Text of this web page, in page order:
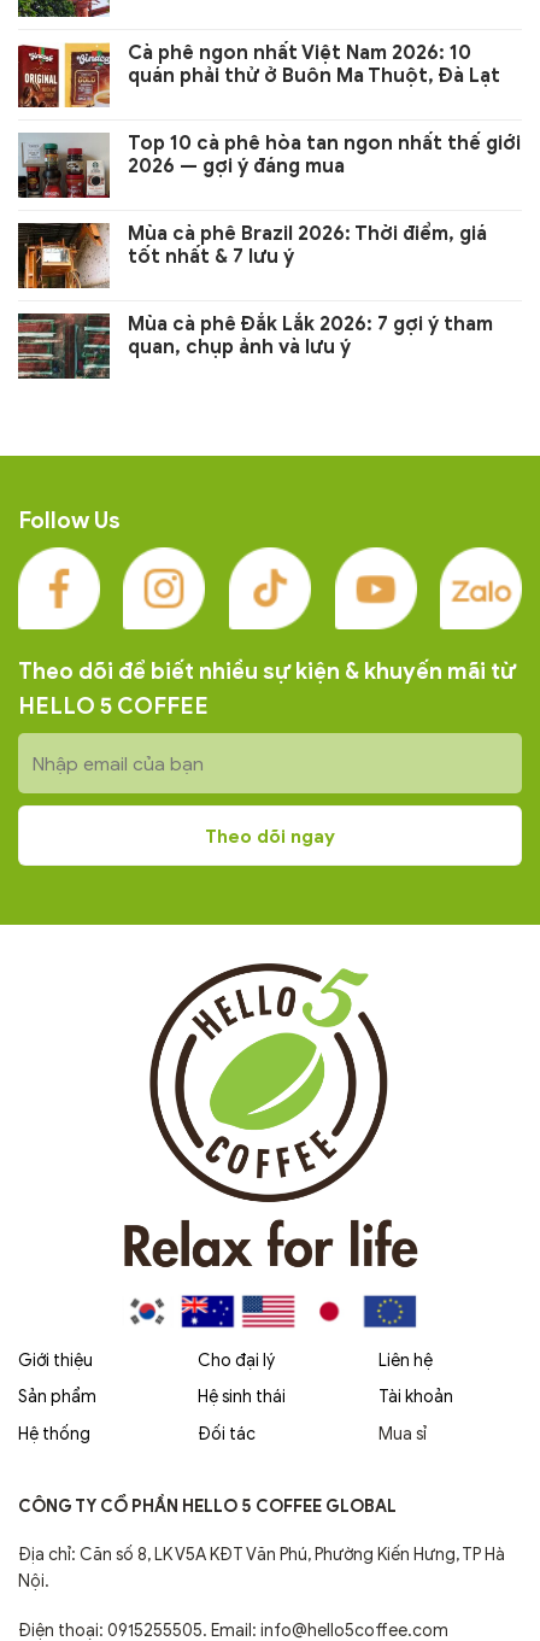
Cà phê ngon nhất Việt Nam 2026: 10
quán phải thử ở Buôn Ma Thuột, Đà Lạt
Top 10 cà phê hòa tan ngon nhất thế giới
2026 — gợi ý đáng mua
Mùa cà phê Brazil 2026: Thời điểm, giá
tốt nhất & 7 lưu ý
Mùa cà phê Đắk Lắk 2026: 7 gợi ý tham
quan, chụp ảnh và lưu ý
Follow Us
Theo dõi để biết nhiều sự kiện & khuyến mãi từ
HELLO 5 COFFEE
Giới thiệu
Sản phẩm
Hệ thống
Cho đại lý
Hệ sinh thái
Đối tác
Liên hệ
Tài khoản
Mua sỉ
CÔNG TY CỔ PHẦN HELLO 5 COFFEE GLOBAL
Địa chỉ: Căn số 8, LK V5A KĐT Văn Phú, Phường Kiến Hưng, TP Hà
Nội.
Điện thoại: 0915255505. Email: info@hello5coffee.com